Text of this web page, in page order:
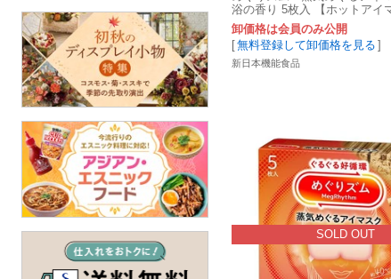
浴の香り 5枚入 【ホットアイ
卸価格は会員のみ公開
[無料登録して卸価格を見る ]
新日本機能食品
SOLD OUT